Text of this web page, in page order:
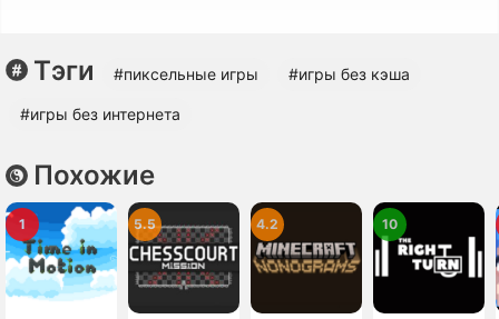
Тэги #пиксельные игры #игры без кэша
#игры без интернета
Похожие
1 5.5 4.2 10